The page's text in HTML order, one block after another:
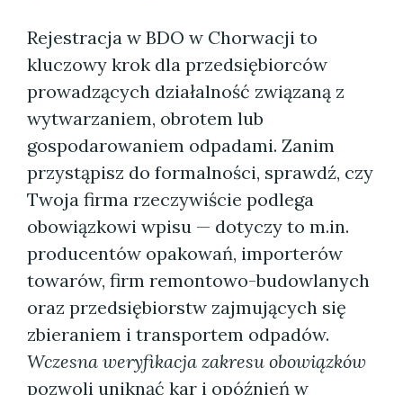
Rejestracja w BDO w Chorwacji to
kluczowy krok dla przedsiębiorców
prowadzących działalność związaną z
wytwarzaniem, obrotem lub
gospodarowaniem odpadami. Zanim
przystąpisz do formalności, sprawdź, czy
Twoja firma rzeczywiście podlega
obowiązkowi wpisu — dotyczy to m.in.
producentów opakowań, importerów
towarów, firm remontowo-budowlanych
oraz przedsiębiorstw zajmujących się
zbieraniem i transportem odpadów.
Wczesna weryfikacja zakresu obowiązków
pozwoli uniknąć kar i opóźnień w